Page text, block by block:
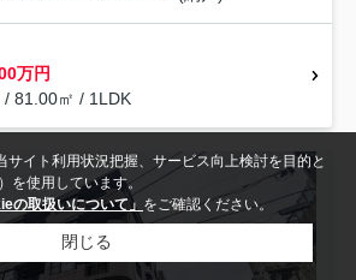
万円
/ 81.00㎡ / 1LDK
サイト利用状況把握、サービス向上検討を目的と
を使用しています。
の取扱いについて」 をご確認ください。
閉じる